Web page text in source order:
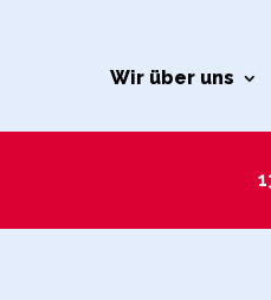
Wir über uns